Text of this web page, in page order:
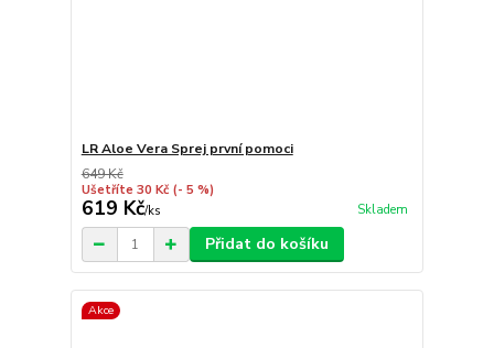
LR Aloe Vera Sprej první pomoci
649 Kč
Ušetříte 30 Kč (- 5 %)
619 Kč/ks Skladem
Přidat do košíku
Akce